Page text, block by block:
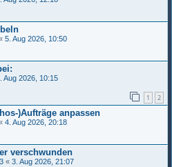
5. Aug 2026, 10:50
Aug 2026, 10:15
1 2
)Aufträge anpassen
4. Aug 2026, 20:18
verschwunden
« 3. Aug 2026, 21:07